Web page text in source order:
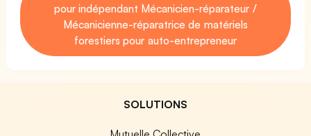
pour indépendant Mécanicien-réparateur /
Mécanicienne-réparatrice de matériels
forestiers pour auto-entrepreneur
SOLUTIONS